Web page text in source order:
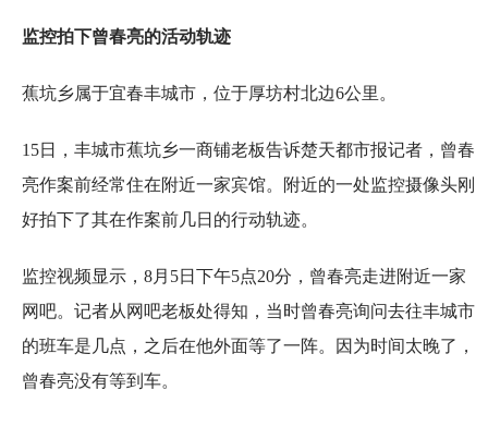
监控拍下曾春亮的活动轨迹
蕉坑乡属于宜春丰城市，位于厚坊村北边6公里。
15日，丰城市蕉坑乡一商铺老板告诉楚天都市报记者，曾春
亮作案前经常住在附近一家宾馆。附近的一处监控摄像头刚
好拍下了其在作案前几日的行动轨迹。
监控视频显示，8月5日下午5点20分，曾春亮走进附近一家
网吧。记者从网吧老板处得知，当时曾春亮询问去往丰城市
的班车是几点，之后在他外面等了一阵。因为时间太晚了，
曾春亮没有等到车。